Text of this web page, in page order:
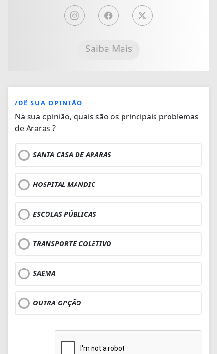
Saiba Mais
/DÊ SUA OPINIÃO
Na sua opinião, quais são os principais problemas
de Araras ?
SANTA CASA DE ARARAS
HOSPITAL MANDIC
ESCOLAS PÚBLICAS
TRANSPORTE COLETIVO
SAEMA
OUTRA OPÇÃO